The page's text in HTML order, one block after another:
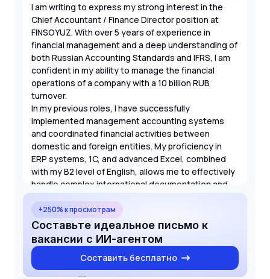
I am writing to express my strong interest in the
Chief Accountant / Finance Director position at
FINSOYUZ. With over 5 years of experience in
financial management and a deep understanding of
both Russian Accounting Standards and IFRS, I am
confident in my ability to manage the financial
operations of a company with a 10 billion RUB
turnover.
In my previous roles, I have successfully
implemented management accounting systems
and coordinated financial activities between
domestic and foreign entities. My proficiency in
ERP systems, 1C, and advanced Excel, combined
with my B2 level of English, allows me to effectively
handle complex international documentation and
reporting requirements.
I am particularly drawn to this opportunity because
it combines strategic financial leadership with
rigorous accounting oversight. I look forward to the
possibility of discussing how my background in
audit and financial control can contribute to the
continued growth and stability of FINSOYUZ.
+250% к просмотрам
Составьте идеальное письмо к
вакансии с ИИ-агентом
Составить бесплатно